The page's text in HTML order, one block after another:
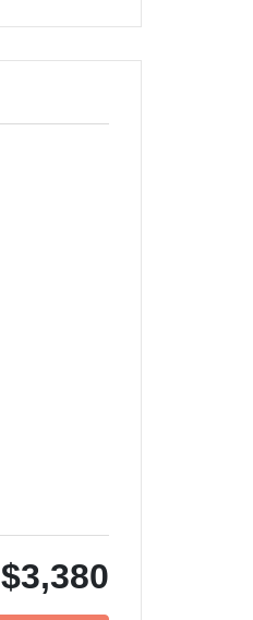
$3,380